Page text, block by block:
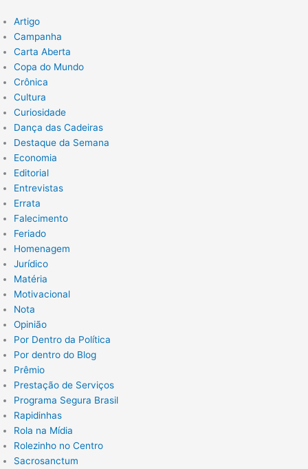
Artigo
Campanha
Carta Aberta
Copa do Mundo
Crônica
Cultura
Curiosidade
Dança das Cadeiras
Destaque da Semana
Economia
Editorial
Entrevistas
Errata
Falecimento
Feriado
Homenagem
Jurídico
Matéria
Motivacional
Nota
Opinião
Por Dentro da Política
Por dentro do Blog
Prêmio
Prestação de Serviços
Programa Segura Brasil
Rapidinhas
Rola na Mídia
Rolezinho no Centro
Sacrosanctum